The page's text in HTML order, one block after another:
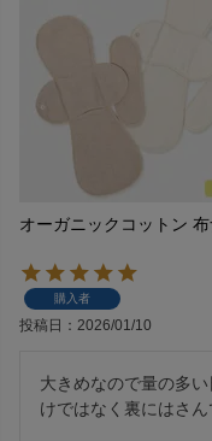
オーガニックコットン
購入者
投稿日 2026/01/10
大きめなので量の多
けではなく裏にはさん